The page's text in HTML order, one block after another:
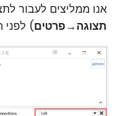
אנו ממליצים לעבור
תצוגה→פרטים) לפני